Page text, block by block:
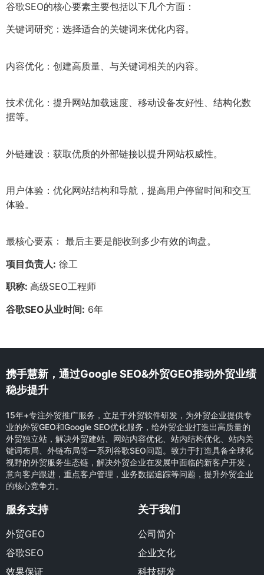
谷歌SEO的核心要素主要包括以下几个方面：
关键词研究：选择适合的关键词来优化内容。
内容优化：创建高质量、与关键词相关的内容。
技术优化：提升网站加载速度、移动设备友好性、结构化数
据等。
外链建设：获取优质的外部链接以提升网站权威性。
用户体验：优化网站结构和导航，提高用户停留时间和交互
体验。
最核心要素： 最后主要是能收到多少有效的询盘。
项目负责人: 徐工
职称: 高级SEO工程师
谷歌SEO从业时间: 6年
携手慧新，通过Google SEO&外贸GEO推动外贸业绩
稳步提升
15年+专注外贸推广服务，立足于外贸软件研发，为外贸企业提供专
业的外贸GEO和Google SEO优化服务，给外贸企业打造出高质量的
外贸独立站，解决外贸建站、网站内容优化、站内结构优化、站内关
键词布局、外链布局等一系列谷歌SEO问题。致力于打造具备全球化
视野的外贸服务生态链，解决外贸企业在发展中面临的新客户开发，
意向客户跟进，重点客户管理，业务数据追踪等问题，提升外贸企业
的核心竞争力。
服务支持
外贸GEO
谷歌SEO
效果保证
关于我们
公司简介
企业文化
科技研发